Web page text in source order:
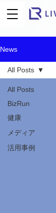
News
All Posts
BizRun
健康
メディア
活用事例
All Posts